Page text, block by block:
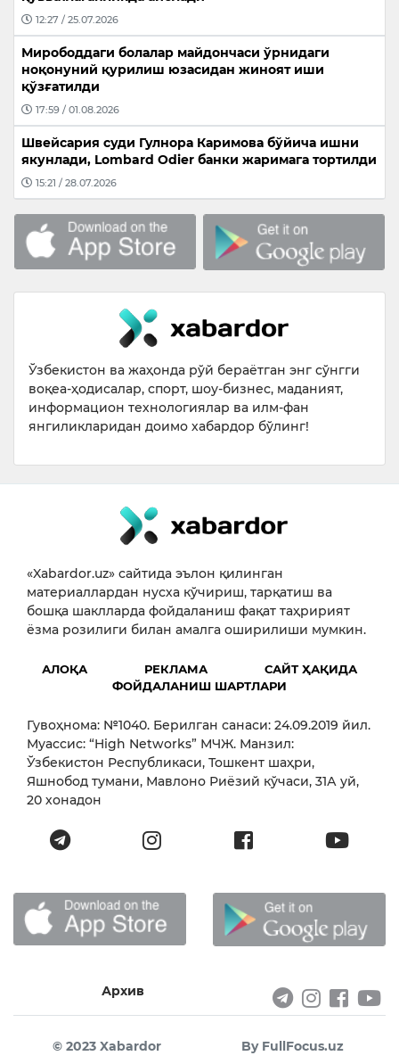
12:27 / 25.07.2026
Мирободдаги болалар майдончаси ўрнидаги
ноқонуний қурилиш юзасидан жиноят иши
қўзғатилди
17:59 / 01.08.2026
Швейсария суди Гулнора Каримова бўйича ишни
якунлади, Lombard Odier банки жаримага тортилди
15:21 / 28.07.2026
Ўзбекистон ва жаҳонда рўй бераётган энг сўнгги
воқеа-ҳодисалар, спорт, шоу-бизнес, маданият,
информацион технологиялар ва илм-фан
янгиликларидан доимо хабардор бўлинг!
«Xabardor.uz» сайтида эълон қилинган
материаллардан нусха кўчириш, тарқатиш ва
бошқа шаклларда фойдаланиш фақат таҳририят
ёзма розилиги билан амалга оширилиши мумкин.
АЛОҚА РЕКЛАМА
САЙТ ҲАҚИДА
ФОЙДАЛАНИШ ШАРТЛАРИ
Гувоҳнома: №1040. Берилган санаси: 24.09.2019 йил.
Муассис: “High Networks” МЧЖ. Манзил:
Ўзбекистон Республикаси, Тошкент шаҳри,
Яшнобод тумани, Мавлоно Риёзий кўчаси, 31А уй,
20 хонадон
Архив
© 2023 Xabardor By FullFocus.uz